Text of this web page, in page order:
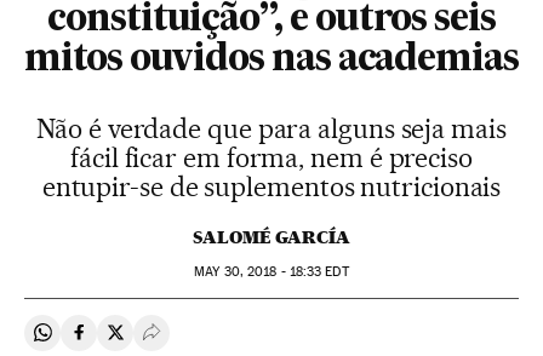
constituição”, e outros seis
mitos ouvidos nas academias
Não é verdade que para alguns seja mais
fácil ficar em forma, nem é preciso
entupir-se de suplementos nutricionais
SALOMÉ GARCÍA
MAY30, 2018 - 18:33 EDT
Compartir en Whatsapp
Compartir en Facebook
Compartir en Twitter
Desplegar Redes Sociales